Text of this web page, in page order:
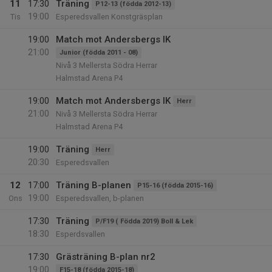
11
Tis
17:30
19:00
Träning P12-13 (födda 2012-13)
Esperedsvallen Konstgräsplan
19:00
21:00
Match mot Andersbergs IK
Junior (födda 2011 - 08)
Nivå 3 Mellersta Södra Herrar
Halmstad Arena P4
19:00
21:00
Match mot Andersbergs IK Herr
Nivå 3 Mellersta Södra Herrar
Halmstad Arena P4
19:00
20:30
Träning Herr
Esperedsvallen
12
Ons
17:00
19:00
Träning B-planen P15-16 (födda 2015-16)
Esperedsvallen, b-planen
17:30
18:30
Träning P/F19 ( Födda 2019) Boll & Lek
Esperdsvallen
17:30
19:00
Grästräning B-plan nr2
F15-18 (födda 2015-18)